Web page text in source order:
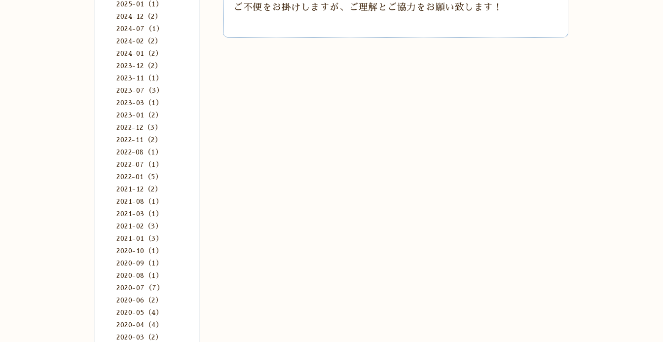
ご不便をお掛けしますが、ご理解とご協力をお願い致します！
2025-01（1）
2024-12（2）
2024-07（1）
2024-02（2）
2024-01（2）
2023-12（2）
2023-11（1）
2023-07（3）
2023-03（1）
2023-01（2）
2022-12（3）
2022-11（2）
2022-08（1）
2022-07（1）
2022-01（5）
2021-12（2）
2021-08（1）
2021-03（1）
2021-02（3）
2021-01（3）
2020-10（1）
2020-09（1）
2020-08（1）
2020-07（7）
2020-06（2）
2020-05（4）
2020-04（4）
2020-03（2）